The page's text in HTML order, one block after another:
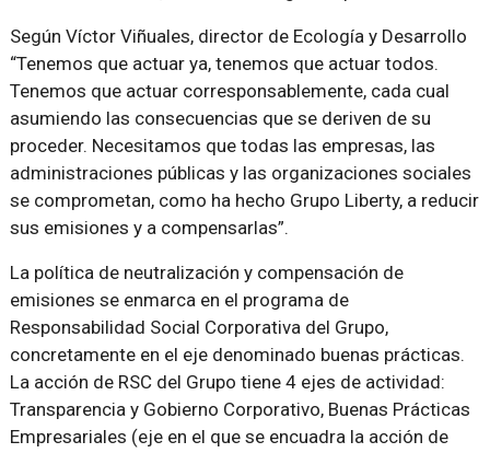
Según Víctor Viñuales, director de Ecología y Desarrollo
“Tenemos que actuar ya, tenemos que actuar todos.
Tenemos que actuar corresponsablemente, cada cual
asumiendo las consecuencias que se deriven de su
proceder. Necesitamos que todas las empresas, las
administraciones públicas y las organizaciones sociales
se comprometan, como ha hecho Grupo Liberty, a reducir
sus emisiones y a compensarlas”.
La política de neutralización y compensación de
emisiones se enmarca en el programa de
Responsabilidad Social Corporativa del Grupo,
concretamente en el eje denominado buenas prácticas.
La acción de RSC del Grupo tiene 4 ejes de actividad:
Transparencia y Gobierno Corporativo, Buenas Prácticas
Empresariales (eje en el que se encuadra la acción de